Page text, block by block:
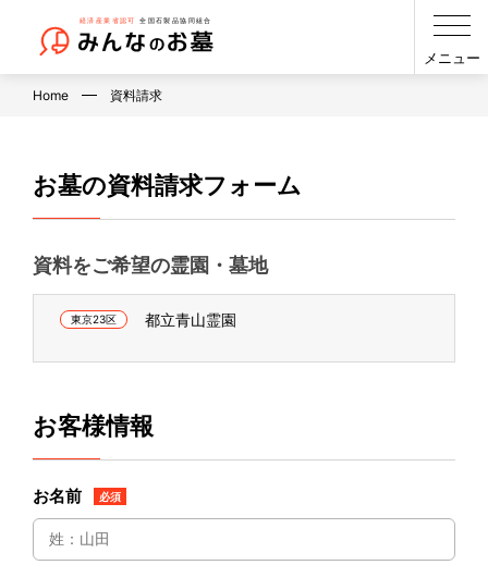
メニュー
Home 資料請求
お墓の資料請求フォーム
資料をご希望の霊園・墓地
東京23区 都立青山霊園
お客様情報
お名前 必須